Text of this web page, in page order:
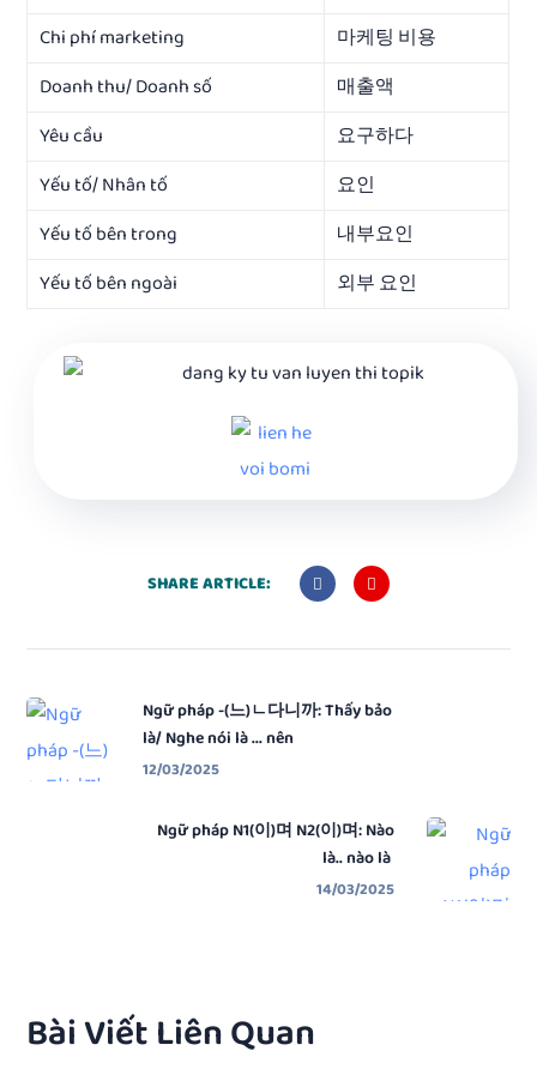
Chi phí marketing
마케팅 비용
Doanh thu/ Doanh số
매출액
Yêu cầu
요구하다
Yếu tố/ Nhân tố
요인
Yếu tố bên trong
내부요인
Yếu tố bên ngoài
외부 요인
SHARE ARTICLE:
Ngữ pháp -(느)ㄴ다니까: Thấy bảo
là/ Nghe nói là ... nên
12/03/2025
Ngữ pháp N1(이)며 N2(이)며: Nào
là.. nào là
14/03/2025
Bài Viết Liên Quan